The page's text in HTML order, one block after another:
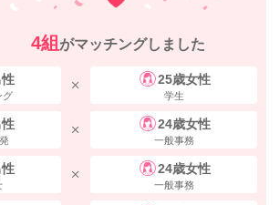
すると、左手に 「野村不動産西梅田ビル」
大阪市北区梅田2-1-22 野村不動産西梅田ビル4
階
4組 がマッチングしました
グ
25歳女性
学生
24歳女性
一般事務
24歳女性
一般事務